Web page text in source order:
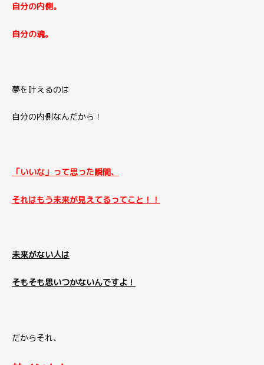
自分の内側。
自分の魂。
夢を叶えるのは
自分の内側なんだから！
「いいな」って思った瞬間、
それはもう未来が見えてるってこと！！
未来がない人は
そもそも思いつかないんですよ！
だからそれ、